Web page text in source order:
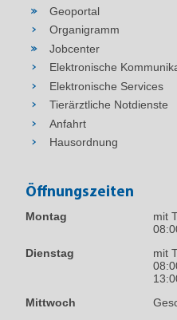
Geoportal
Organigramm
Jobcenter
Elektronische
Elektronische Services
Tierärztliche Notdienste
Anfahrt
Hausordnung
Öffnungszeiten
Montag
mit
Dienstag
mit
Mittwoch